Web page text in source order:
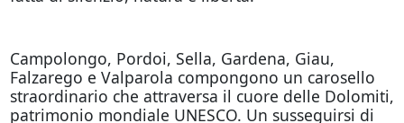
Campolongo, Pordoi, Sella, Gardena, Giau,
Falzarego e Valparola compongono un carosello
straordinario che attraversa il cuore delle Dolomiti,
patrimonio mondiale UNESCO. Un susseguirsi di